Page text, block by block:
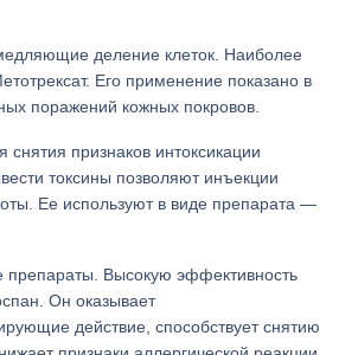
деление клеток. Наиболее
Его применение показано в
поражений кожных покровов.
снятия признаков интоксикации
токсины позволяют инъекции
Ее используют в виде препарата —
препараты. Высокую эффективность
Он оказывает
действие, способствует снятию